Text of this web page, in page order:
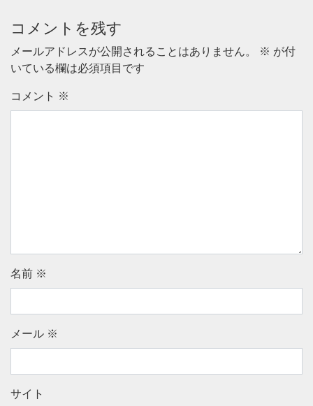
コメントを残す
メールアドレスが公開されることはありません。 ※ が付
いている欄は必須項目です
コメント ※
名前 ※
メール ※
サイト